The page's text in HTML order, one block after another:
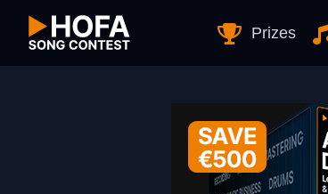
Prizes